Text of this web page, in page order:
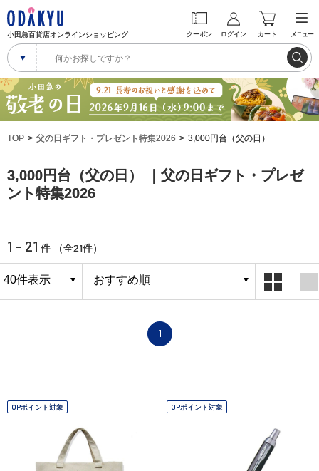
小田急百貨店オンラインショッピング クーポン ログイン カート メニュー
TOP 父の日ギフト・プレゼント特集2026 3,000円台（父の日）
3,000円台（父の日） ｜父の日ギフト・プレゼ
ント特集2026
1 - 21 件 （全21件）
1
OPポイント対象 OPポイント対象